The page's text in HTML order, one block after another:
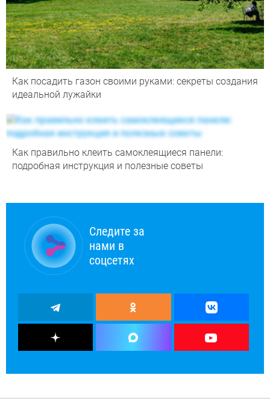
Как посадить газон своими руками: секреты создания
идеальной лужайки
Как правильно клеить самоклеящиеся панели:
подробная инструкция и полезные советы
Следите за
нами в
соцсетях